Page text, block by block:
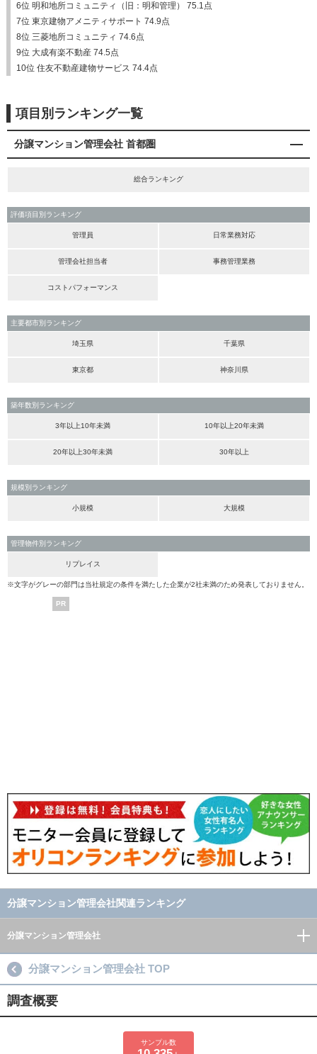
6位 明和地所コミュニティ（旧：明和管理） 75.1点
7位 東京建物アメニティサポート 74.9点
8位 三菱地所コミュニティ 74.6点
9位 大成有楽不動産 74.5点
10位 住友不動産建物サービス 74.4点
項目別ランキング一覧
分譲マンション管理会社 首都圏
総合ランキング
評価項目別ランキング
管理員 日常業務対応
管理会社担当者 事務管理業務
コストパフォーマンス
主要都市別ランキング
埼玉県 千葉県
東京都 神奈川県
築年数別ランキング
3年以上10年未満 10年以上20年未満
20年以上30年未満 30年以上
規模別ランキング
小規模 大規模
管理物件別ランキング
リプレイス
※文字がグレーの部門は当社規定の条件を満たした企業が2社未満のため発表しておりません。
PR
分譲マンション管理会社関連ランキング
分譲マンション管理会社
分譲マンション管理会社 TOP
調査概要
サンプル数